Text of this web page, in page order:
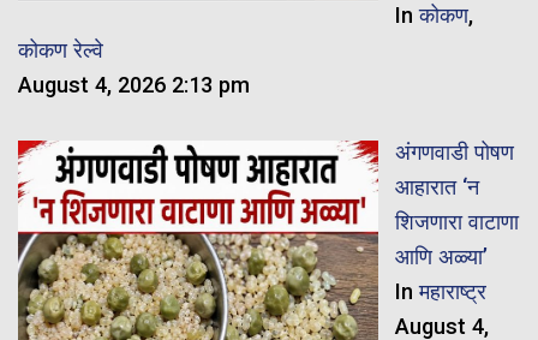
Inकोकण,
कोकण रेल्वे
August 4, 2026 2:13 pm
अंगणवाडी पोषण
आहारात ‘न
शिजणारा वाटाणा
आणि अळ्या’
Inमहाराष्ट्र
August 4,